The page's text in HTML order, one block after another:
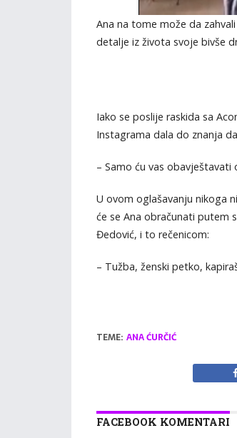
Ana na tome može da
detalje iz života svoje bivše
Iako se poslije raskida sa
Instagrama dala do znanja
– Samo ću vas
U ovom oglašavanju nikoga
će se Ana obračunati putem
Đedović, i to rečenicom:
– Tužba, ženski petko,
TEME: ANA ĆURČIĆ
FACEBOOK KOMENTARI